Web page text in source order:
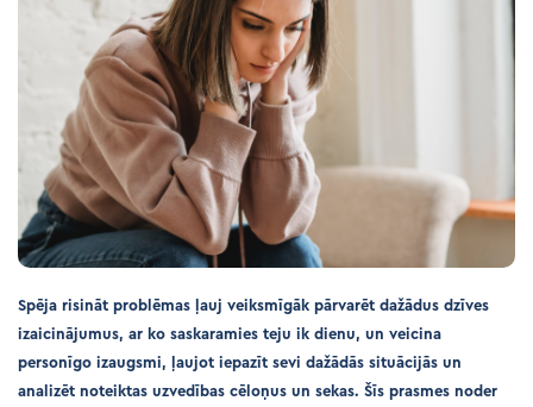
Spēja risināt problēmas ļauj veiksmīgāk pārvarēt dažādus dzīves
izaicinājumus, ar ko saskaramies teju ik dienu, un veicina
personīgo izaugsmi, ļaujot iepazīt sevi dažādās situācijās un
analizēt noteiktas uzvedības cēloņus un sekas. Šīs prasmes noder